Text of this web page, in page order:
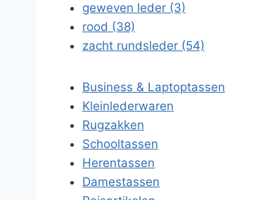
geweven leder (3)
rood (38)
zacht rundsleder (54)
Business & Laptoptassen
Kleinlederwaren
Rugzakken
Schooltassen
Herentassen
Damestassen